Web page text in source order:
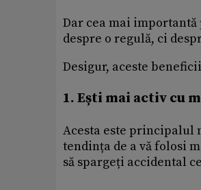
Dar cea mai
despre o regulă, ci
Desigur, aceste
1. Ești mai activ cu
Acesta este principalul
tendința de a vă folosi
să spargeți accidental